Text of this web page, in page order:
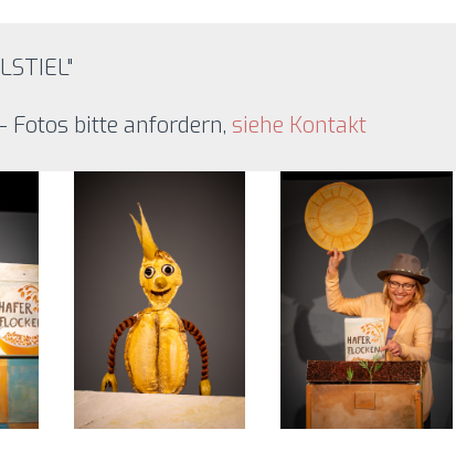
Fotos bitte anfordern, siehe Kontakt